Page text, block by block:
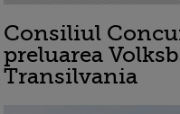
Consiliul
preluarea
Transilvania